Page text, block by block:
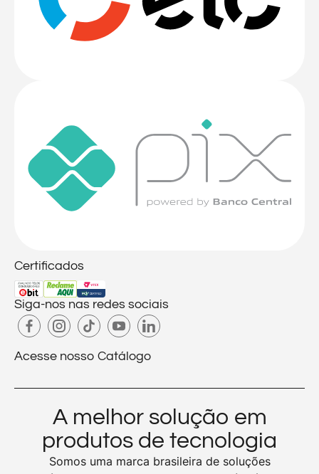
Certificados
Siga-nos nas redes sociais
Acesse nosso Catálogo
A melhor solução em
produtos de tecnologia
Somos uma marca brasileira de soluções